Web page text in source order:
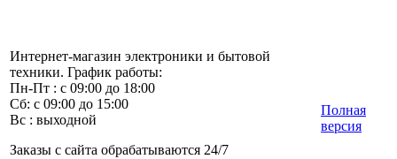
Интернет-магазин электроники и бытовой
техники. График работы:
Пн-Пт : с 09:00 до 18:00
Сб: с 09:00 до 15:00
Вс : выходной
Заказы с сайта обрабатываются 24/7
Полная
версия